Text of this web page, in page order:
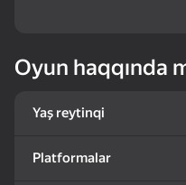
18+
Oyun haqqında
Yaş reytinqi
Platformalar